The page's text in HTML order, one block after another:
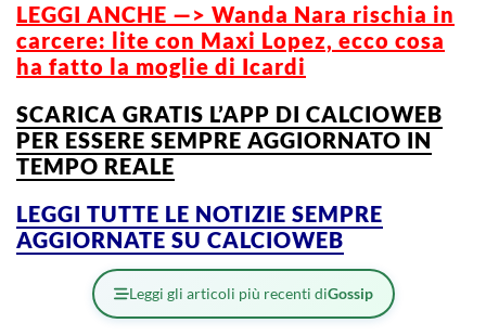
LEGGI ANCHE —> Wanda Nara rischia in
carcere: lite con Maxi Lopez, ecco cosa
ha fatto la moglie di Icardi
SCARICA GRATIS L’APP DI CALCIOWEB
PER ESSERE SEMPRE AGGIORNATO IN
TEMPO REALE
LEGGI TUTTE LE NOTIZIE SEMPRE
AGGIORNATE SU CALCIOWEB
Leggi gli articoli più recenti diGossip